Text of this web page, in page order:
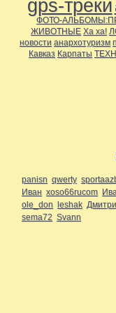
gps-треки
ФОТО-
ЖИВОТНЫЕ Ха ха!
новости анархотуризм
Кавказ Карпаты
panisn qwerty
Иван xoso66rucom
ole_don leshak
sema72 Svann